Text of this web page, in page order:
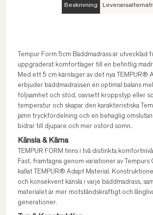
Beskrivning
Tempur Form 5cm Bäddmadrass är utvecklad
uppgraderat komfortlager till en befintlig
Med ett 5 cm kärnlager av det nya TEMPUR®
erbjuder bäddmadrassen en optimal balans
följsamhet och stöd, oavsett kroppstyp eller
temperatur och skapar den karakteristiska
jämn tryckfördelning och en behaglig
bidrar till djupare och mer ostörd sömn.
Känsla & Kärna
TEMPUR FORM finns i två distinkta
Fast, framtagna genom variationer av Tempurs
kallat TEMPUR® Adapt Material.
och konsekvent känsla i varje bäddmadrass,
materialet är mer motståndskraftigt och
generationer.